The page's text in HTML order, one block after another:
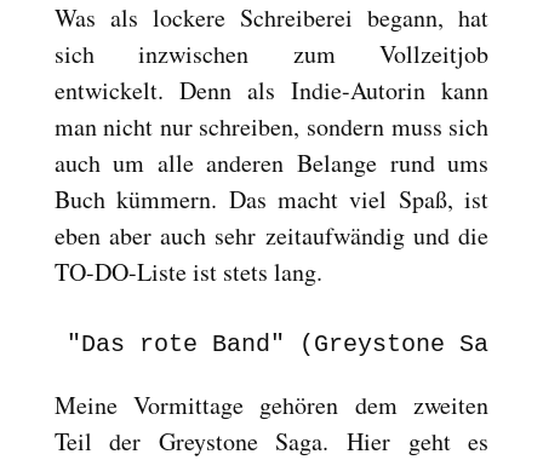
Was als lockere Schreiberei begann, hat
sich inzwischen zum Vollzeitjob
entwickelt. Denn als Indie-Autorin kann
man nicht nur schreiben, sondern muss sich
auch um alle anderen Belange rund ums
Buch kümmern. Das macht viel Spaß, ist
eben aber auch sehr zeitaufwändig und die
TO-DO-Liste ist stets lang.
"Das rote Band" (Greystone Saga
Meine Vormittage gehören dem zweiten
Teil der Greystone Saga. Hier geht es